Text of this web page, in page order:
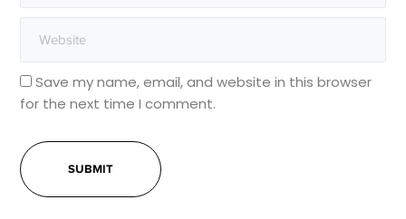
Save my name, email, and website in this browser
for the next time I comment.